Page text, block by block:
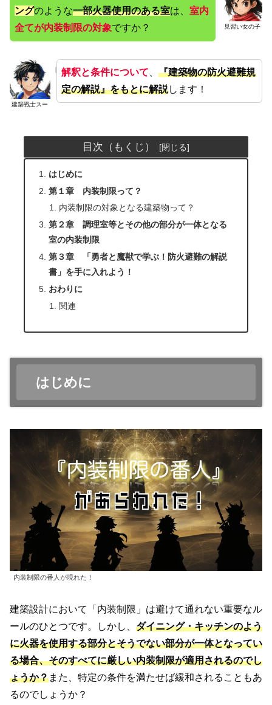
見習い女の子
ングのような一部火器使用のある室は、 室内
全てが内装制限の対象ですか？
建築戦士スー
解釈と条件について
『建築物の防火避難規
定の解説』をもとに解説します！
目次（もくじ）
はじめに
第１章 内装制限って？
内装制限の対象となる建築物って？
第２章 調理室等とその他の部分が一体となる
室の内装制限
第３章 「勇者と魔獣で学ぶ！防火避難の解説
書」を手に入れよう！
おわりに
関連
はじめに
内装制限の番人が現れた！
建築設計において「内装制限」は避けて通れない重要なル
ールのひとつです。しかし、 ダイニング・キッチンのよう
に火器を使用する部分とそうでない部分が一体となってい
る場合、そのすべてに厳しい内装制限が適用されるのでし
ょうか？また、特定の条件を満たせば緩和されることもあ
るのでしょうか？